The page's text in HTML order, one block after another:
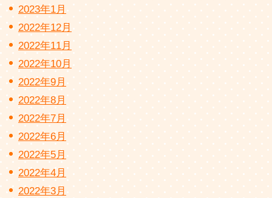
2023年1月
2022年12月
2022年11月
2022年10月
2022年9月
2022年8月
2022年7月
2022年6月
2022年5月
2022年4月
2022年3月